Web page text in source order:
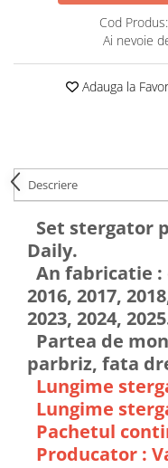
Cod Produs:
Ai nevoie
Adauga la
Descriere
Set stergator
Daily.
An fabricatie :
2016, 2017,
2023, 2024,
Partea de
parbriz, fata
Lungime
Lungime
Pachetul
Producator :